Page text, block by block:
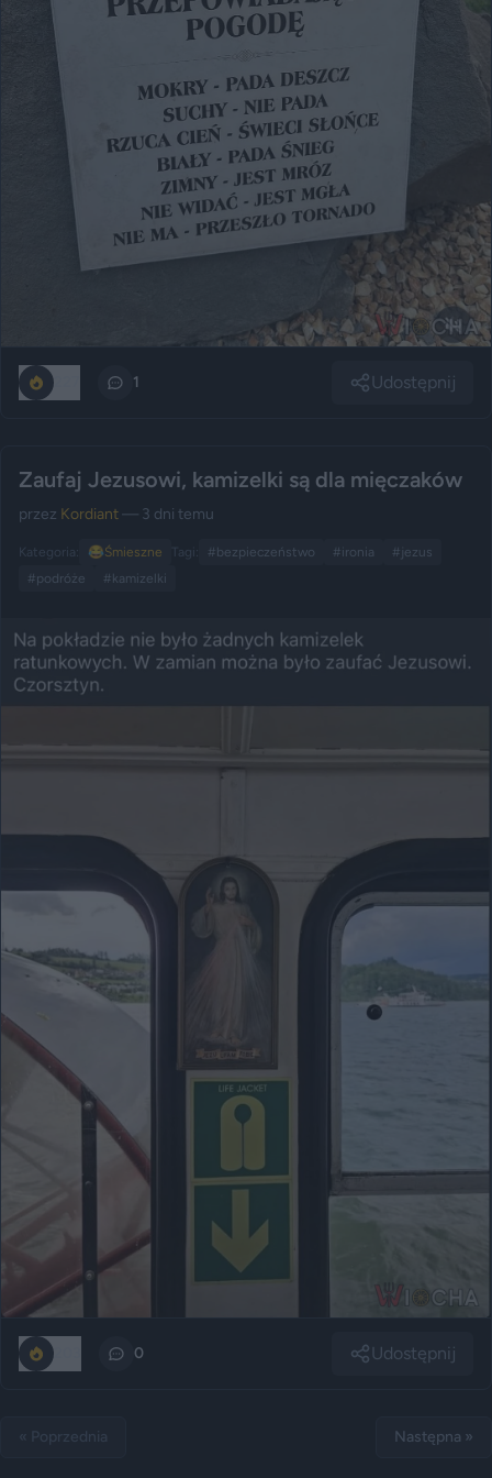
1 Udostępnij
Zaufaj Jezusowi, kamizelki są dla mięczaków
przez Kordiant— 3 dni temu
Kategoria: 😂Śmieszne Tagi: #bezpieczeństwo #ironia
#jezus
#podróże
#kamizelki
0 Udostępnij
« Poprzednia Następna »